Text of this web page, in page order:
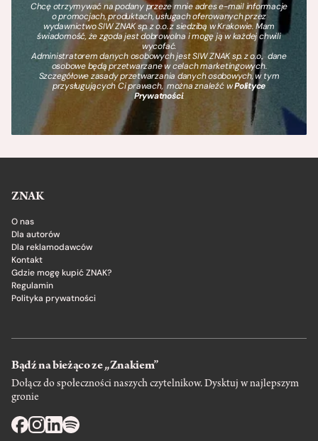
Chcę otrzymywać na podany przeze mnie adres e-mail informacje
o promocjach, produktach, usługach oferowanych przez
wydawnictwo SIW ZNAK sp. z o.o. z siedzibą w Krakowie. Mam
świadomość, że zgoda jest dobrowolna i mogę ją w każdej chwili
wycofać.
Administratorem danych osobowych jest SIW ZNAK sp. z o.o., dane
osobowe będą przetwarzane w celach marketingowych.
Szczegółowe zasady przetwarzania danych osobowych, w tym
przysługujących Ci prawach, można znaleźć wPolityce
Prywatności.
ZNAK
O nas
Dla autorów
Dla reklamodawców
Kontakt
Gdzie mogę kupić ZNAK?
Regulamin
Polityka prywatności
Bądź na bieżąco ze „Znakiem”
Dołącz do społeczności naszych czytelnikow. Dysktuj w najlepszym
gronie